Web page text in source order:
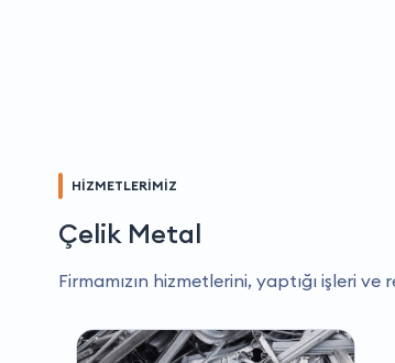
HİZMETLERİMİZ
Çelik Metal
Firmamızın hizmetlerini, yaptığı işleri